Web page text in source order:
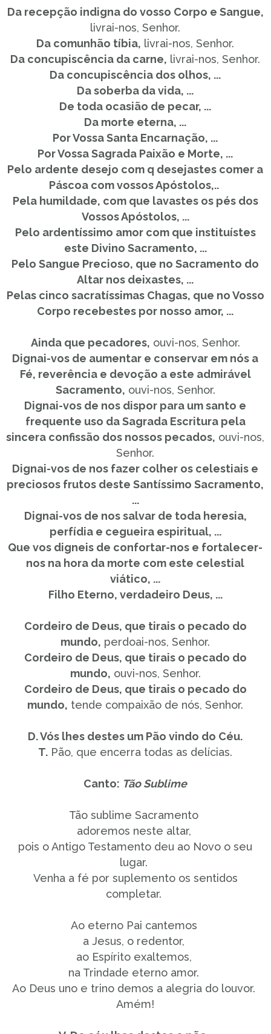
Da recepção indigna do vosso Corpo e Sangue,
livrai-nos, Senhor.
Da comunhão tíbia, livrai-nos, Senhor.
Da concupiscência da carne, livrai-nos, Senhor.
Da concupiscência dos olhos, ...
Da soberba da vida, ...
De toda ocasião de pecar, ...
Da morte eterna, ...
Por Vossa Santa Encarnação, ...
Por Vossa Sagrada Paixão e Morte, ...
Pelo ardente desejo com q desejastes comer a
Páscoa com vossos Apóstolos,..
Pela humildade, com que lavastes os pés dos
Vossos Apóstolos, ...
Pelo ardentíssimo amor com que instituístes
este Divino Sacramento, ...
Pelo Sangue Precioso, que no Sacramento do
Altar nos deixastes, ...
Pelas cinco sacratíssimas Chagas, que no Vosso
Corpo recebestes por nosso amor, ...
Ainda que pecadores, ouvi-nos, Senhor.
Dignai-vos de aumentar e conservar em nós a
Fé, reverência e devoção a este admirável
Sacramento, ouvi-nos, Senhor.
Dignai-vos de nos dispor para um santo e
frequente uso da Sagrada Escritura pela
sincera confissão dos nossos pecados, ouvi-nos,
Senhor.
Dignai-vos de nos fazer colher os celestiais e
preciosos frutos deste Santíssimo Sacramento,
...
Dignai-vos de nos salvar de toda heresia,
perfídia e cegueira espiritual, ...
Que vos digneis de confortar-nos e fortalecer-
nos na hora da morte com este celestial
viático, ...
Filho Eterno, verdadeiro Deus, ...
Cordeiro de Deus, que tirais o pecado do
mundo, perdoai-nos, Senhor.
Cordeiro de Deus, que tirais o pecado do
mundo, ouvi-nos, Senhor.
Cordeiro de Deus, que tirais o pecado do
mundo, tende compaixão de nós, Senhor.
D. Vós lhes destes um Pão vindo do Céu.
T. Pão, que encerra todas as delícias.
Canto: Tão Sublime
Tão sublime Sacramento
adoremos neste altar,
pois o Antigo Testamento deu ao Novo o seu
lugar.
Venha a fé por suplemento os sentidos
completar.
Ao eterno Pai cantemos
a Jesus, o redentor,
ao Espírito exaltemos,
na Trindade eterno amor.
Ao Deus uno e trino demos a alegria do louvor.
Amém!